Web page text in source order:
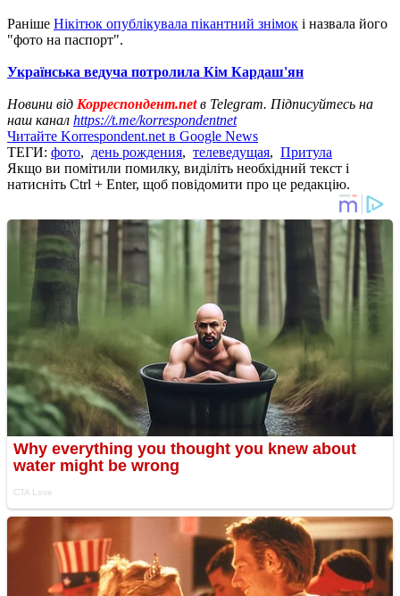
Раніше Нікітюк опублікувала пікантний знімок і назвала його
"фото на паспорт".
Українська ведуча потролила Кім Кардаш'ян
Новини від Корреспондент.netв Telegram. Підписуйтесь на
наш канал https://t.me/korrespondentnet
Читайте Korrespondent.net в Google News
ТЕГИ: фото, день рождения, телеведущая, Притула
Якщо ви помітили помилку, виділіть необхідний текст і
натисніть Ctrl + Enter, щоб повідомити про це редакцію.